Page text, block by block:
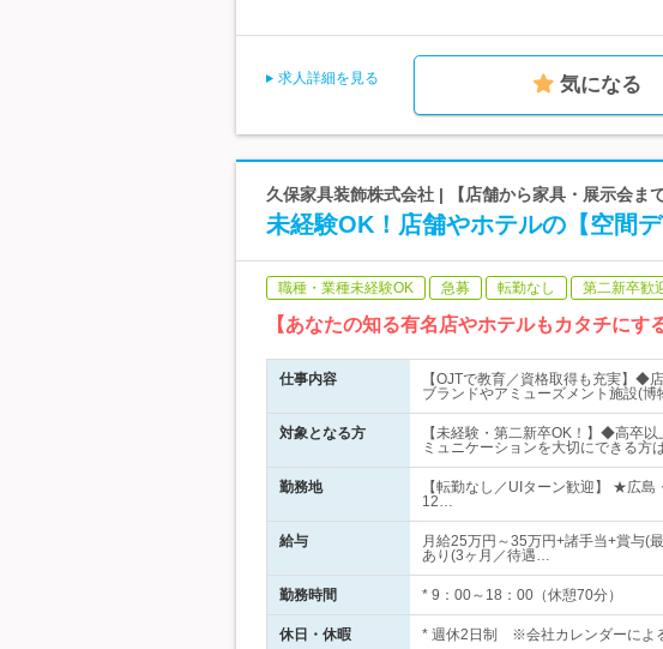
求人詳細を見る 気になる
久保家具装飾株式会社 | 【店舗から家具・展示会ま
未経験OK！店舗やホテルの【空間
職種・業種未経験OK 急募 転勤なし 第二新卒歓
【あなたの知る有名店やホテルもカタチに
仕事内容
【OJTで教育／資格取得も充実】◆
ブランドやアミューズメント施設(博
対象となる方
【未経験・第二新卒OK！】◆高卒
ミュニケーションを大切にできる方
勤務地
【転勤なし／UIターン歓迎】 ★広
12…
給与
月給25万円～35万円+諸手当+賞与(
あり(3ヶ月／待遇…
勤務時間 * 9：00～18：00（休憩70分）
休日・休暇 * 週休2日制 ※会社カレンダーによ